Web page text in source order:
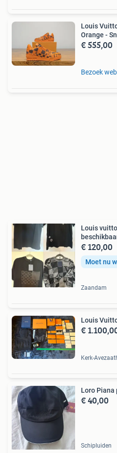
Louis
Orange -
€ 555,00
Bezoek
Louis
€ 120,00
Moet nu
Zaandam
Louis
€
Kerk-
Loro Piana
€ 40,00
Schipluiden